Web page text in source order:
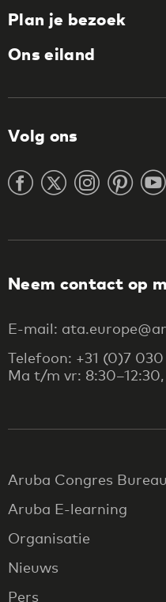
Plan je bezoek
Ons eiland
Volg ons
Neem contact op
E-mail:
Telefoon: +31 (0)7
Ma t/m vr: 8:30–12:30,
Aruba Congres Bureau
Aruba E-learning
Organisatie
Nieuws
Pers